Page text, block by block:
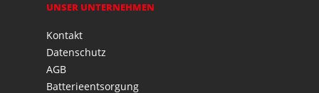
UNSER UNTERNEHMEN
Kontakt
Datenschutz
AGB
Batterieentsorgung